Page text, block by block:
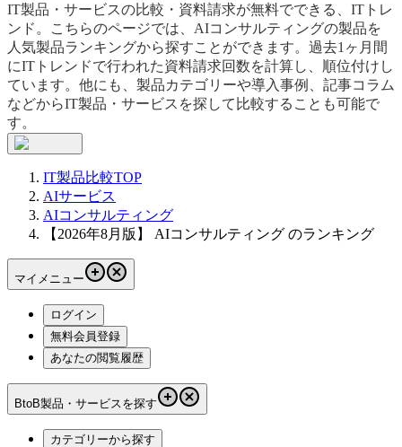
IT製品・サービスの比較・資料請求が無料でできる、ITトレ
ンド。こちらのページでは、AIコンサルティングの製品を
人気製品ランキングから探すことができます。過去1ヶ月間
にITトレンドで行われた資料請求回数を計算し、順位付けし
ています。他にも、製品カテゴリーや導入事例、記事コラム
などからIT製品・サービスを探して比較することも可能で
す。
IT製品比較TOP
AIサービス
AIコンサルティング
【2026年8月版】 AIコンサルティング のランキング
マイメニュー
ログイン
無料会員登録
あなたの閲覧履歴
BtoB製品・サービスを探す
カテゴリーから探す